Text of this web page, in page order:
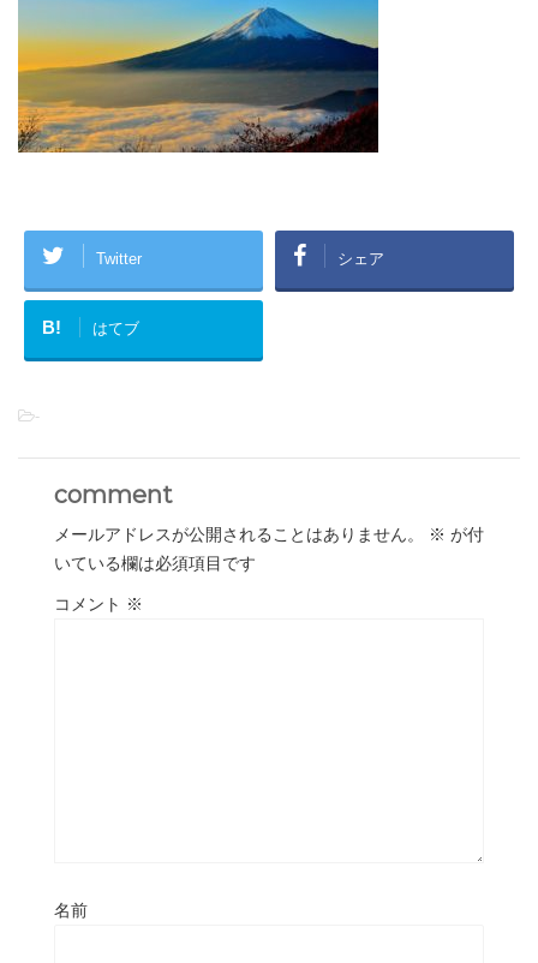
Twitter シェア
B! はてブ
-
comment
メールアドレスが公開されることはありません。 ※ が付
いている欄は必須項目です
コメント ※
名前